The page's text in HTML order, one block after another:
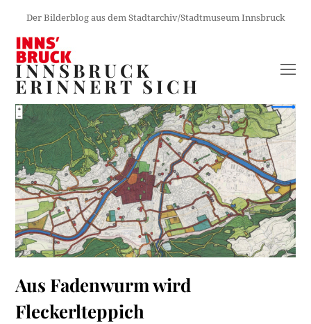
Der Bilderblog aus dem Stadtarchiv/Stadtmuseum Innsbruck
INNSBRUCK
ERINNERT SICH
Aus Fadenwurm wird
Fleckerlteppich